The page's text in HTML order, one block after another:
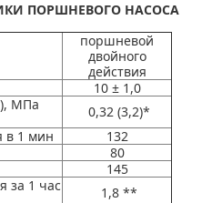
ПОРШНЕВОГО НАСОСА
поршневой
двойного
действия
10 ± 1,0
МПа
0,32 (3,2)*
в 1 мин
132
80
145
за 1 час
1,8 **